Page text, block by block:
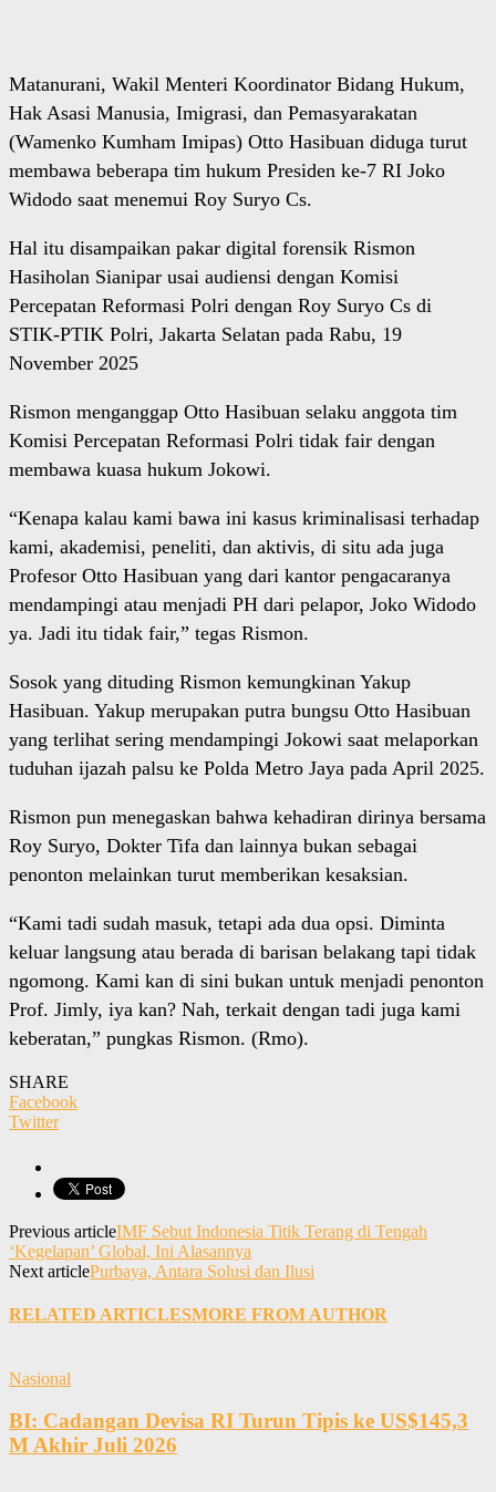
Matanurani, Wakil Menteri Koordinator Bidang Hukum,
Hak Asasi Manusia, Imigrasi, dan Pemasyarakatan
(Wamenko Kumham Imipas) Otto Hasibuan diduga turut
membawa beberapa tim hukum Presiden ke-7 RI Joko
Widodo saat menemui Roy Suryo Cs.
Hal itu disampaikan pakar digital forensik Rismon
Hasiholan Sianipar usai audiensi dengan Komisi
Percepatan Reformasi Polri dengan Roy Suryo Cs di
STIK-PTIK Polri, Jakarta Selatan pada Rabu, 19
November 2025
Rismon menganggap Otto Hasibuan selaku anggota tim
Komisi Percepatan Reformasi Polri tidak fair dengan
membawa kuasa hukum Jokowi.
“Kenapa kalau kami bawa ini kasus kriminalisasi terhadap
kami, akademisi, peneliti, dan aktivis, di situ ada juga
Profesor Otto Hasibuan yang dari kantor pengacaranya
mendampingi atau menjadi PH dari pelapor, Joko Widodo
ya. Jadi itu tidak fair,” tegas Rismon.
Sosok yang dituding Rismon kemungkinan Yakup
Hasibuan. Yakup merupakan putra bungsu Otto Hasibuan
yang terlihat sering mendampingi Jokowi saat melaporkan
tuduhan ijazah palsu ke Polda Metro Jaya pada April 2025.
Rismon pun menegaskan bahwa kehadiran dirinya bersama
Roy Suryo, Dokter Tifa dan lainnya bukan sebagai
penonton melainkan turut memberikan kesaksian.
“Kami tadi sudah masuk, tetapi ada dua opsi. Diminta
keluar langsung atau berada di barisan belakang tapi tidak
ngomong. Kami kan di sini bukan untuk menjadi penonton
Prof. Jimly, iya kan? Nah, terkait dengan tadi juga kami
keberatan,” pungkas Rismon. (Rmo).
SHARE
Facebook
Twitter
Previous articleIMF Sebut Indonesia Titik Terang di Tengah
‘Kegelapan’ Global, Ini Alasannya
Next articlePurbaya, Antara Solusi dan Ilusi
RELATED ARTICLESMORE FROM AUTHOR
Nasional
BI: Cadangan Devisa RI Turun Tipis ke US$145,3
M Akhir Juli 2026